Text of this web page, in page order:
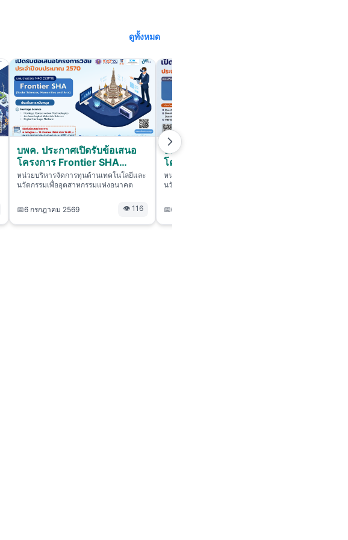
ดูทั้งหมด
บพค. ประกาศเปิดรับข้อเสนอ
โครงการ Frontier SHA
ประจำปีงบประมาณ 2570...
หน่วยบริหารจัดการทุนด้านเทคโนโลยีและ
นวัตกรรมเพื่ออุตสาหกรรมแห่งอนาคต
📅6 กรกฎาคม 2569 👁 116
บพค. ประกาศเปิดรับข้อเสนอ
โครงการ Quantum
Technology ประจำ
ปีงบประมาณ 2570...
หน่วยบริหารจัดการทุนด้านเทคโนโลยีและ
นวัตกรรมเพื่ออุตสาหกรรมแห่งอนาคต
📅6 กรกฎาคม 2569